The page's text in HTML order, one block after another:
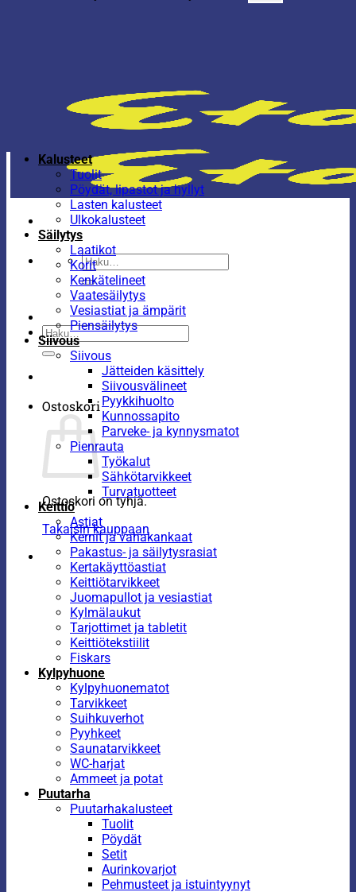
Etsi:
Etsi:
Ostoskori
Ostoskori on tyhjä.
Takaisin kauppaan
Kalusteet
Tuolit
Pöydät, lipastot ja hyllyt
Lasten kalusteet
Ulkokalusteet
Säilytys
Laatikot
Korit
Kenkätelineet
Vaatesäilytys
Vesiastiat ja ämpärit
Piensäilytys
Siivous
Siivous
Jätteiden käsittely
Siivousvälineet
Pyykkihuolto
Kunnossapito
Parveke- ja kynnysmatot
Pienrauta
Työkalut
Sähkötarvikkeet
Turvatuotteet
Keittiö
Astiat
Kernit ja vahakankaat
Pakastus- ja säilytysrasiat
Kertakäyttöastiat
Keittiötarvikkeet
Juomapullot ja vesiastiat
Kylmälaukut
Tarjottimet ja tabletit
Keittiötekstiilit
Fiskars
Kylpyhuone
Kylpyhuonematot
Tarvikkeet
Suihkuverhot
Pyyhkeet
Saunatarvikkeet
WC-harjat
Ammeet ja potat
Puutarha
Puutarhakalusteet
Tuolit
Pöydät
Setit
Aurinkovarjot
Pehmusteet ja istuintyynyt